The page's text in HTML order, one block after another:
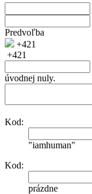
Predvoľba
+421
+421
úvodnej nuly.
Kod:
"iamhuman"
Kod:
prázdne